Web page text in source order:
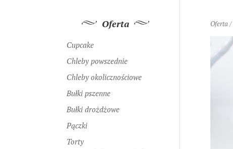
Oferta/
Oferta
Cupcake
Chleby powszednie
Chleby okolicznościowe
Bułki pszenne
Bułki drożdżowe
Pączki
Torty